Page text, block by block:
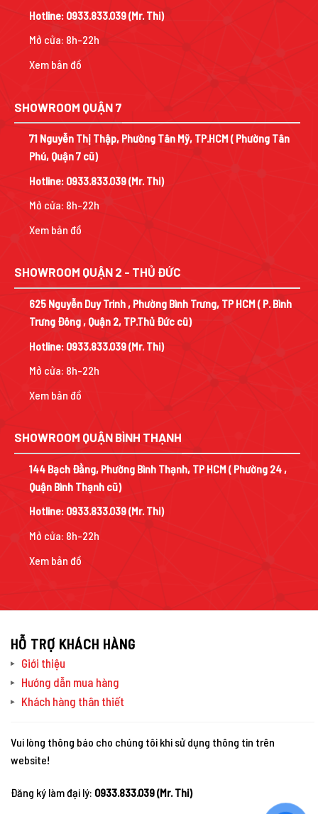
Hotline: 0933.833.039(Mr. Thi)
Mở cửa: 8h-22h
Xem bản đồ
SHOWROOM QUẬN 7
71 Nguyễn Thị Thập, Phường Tân Mỹ, TP.HCM ( Phường Tân
Phú, Quận 7 cũ)
Hotline: 0933.833.039(Mr. Thi)
Mở cửa: 8h-22h
Xem bản đồ
SHOWROOM QUẬN 2 - THỦ ĐỨC
625 Nguyễn Duy Trinh , Phường Bình Trưng, TP HCM ( P. Bình
Trưng Đông , Quận 2, TP.Thủ Đức cũ)
Hotline: 0933.833.039(Mr. Thi)
Mở cửa: 8h-22h
Xem bản đồ
SHOWROOM QUẬN BÌNH THẠNH
144 Bạch Đằng, Phường Bình Thạnh, TP HCM ( Phường 24 ,
Quận Bình Thạnh cũ)
Hotline: 0933.833.039(Mr. Thi)
Mở cửa: 8h-22h
Xem bản đồ
HỖ TRỢ KHÁCH HÀNG
Giới thiệu
Hướng dẫn mua hàng
Khách hàng thân thiết
Vui lòng thông báo cho chúng tôi khi sử dụng thông tin trên
website!
Đăng ký làm đại lý: 0933.833.039 (Mr. Thi)